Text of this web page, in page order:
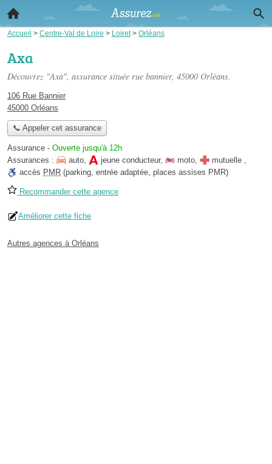
Accueil > Centre-Val de Loire > Loiret > Orléans
Axa
Découvrez "Axa", assurance située rue bannier, 45000 Orléans.
106 Rue Bannier
45000 Orléans
📞 Appeler cet assurance
Assurance - Ouverte jusqu'à 12h
Assurances :
auto, jeune conducteur, moto, mutuelle ,
accès PMR (parking, entrée adaptée, places assises PMR)
Recommander cette agence
Améliorer cette fiche
Autres agences à Orléans